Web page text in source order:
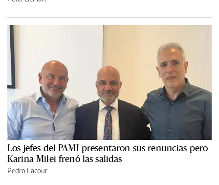
Los jefes del PAMI presentaron sus renuncias pero
Karina Milei frenó las salidas
Pedro Lacour